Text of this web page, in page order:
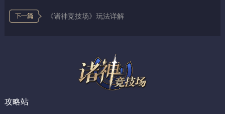
《诸神竞技场》玩法详解
攻略站